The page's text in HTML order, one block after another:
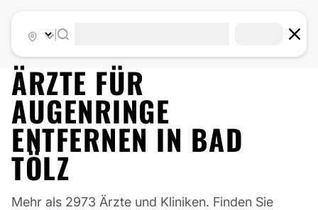
ÄRZTE FÜR
AUGENRINGE
ENTFERNEN IN BAD
TÖLZ
Mehr als 2973 Ärzte und Kliniken. Finden Sie